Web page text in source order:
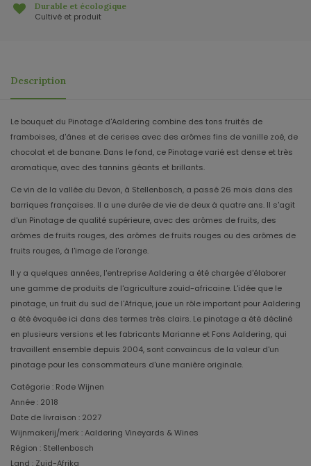
Durable et écologique
Cultivé et produit
Description
Le bouquet du Pinotage d'Aaldering combine des tons fruités de
framboises, d'ânes et de cerises avec des arômes fins de vanille zoé, de
chocolat et de banane. Dans le fond, ce Pinotage varié est dense et très
aromatique, avec des tannins géants et brillants.
Ce vin de la vallée du Devon, à Stellenbosch, a passé 26 mois dans des
barriques françaises. Il a une durée de vie de deux à quatre ans. Il s'agit
d'un Pinotage de qualité supérieure, avec des arômes de fruits, des
arômes de fruits rouges, des arômes de fruits rouges ou des arômes de
fruits rouges, à l'image de l'orange.
Il y a quelques années, l'entreprise Aaldering a été chargée d'élaborer
une gamme de produits de l'agriculture zouid-africaine. L'idée que le
pinotage, un fruit du sud de l'Afrique, joue un rôle important pour Aaldering
a été évoquée ici dans des termes très clairs. Le pinotage a été décliné
en plusieurs versions et les fabricants Marianne et Fons Aaldering, qui
travaillent ensemble depuis 2004, sont convaincus de la valeur d'un
pinotage pour les consommateurs d'une manière originale.
Catégorie : Rode Wijnen
Année : 2018
Date de livraison : 2027
Wijnmakerij/merk : Aaldering Vineyards & Wines
Région : Stellenbosch
Land : Zuid-Afrika